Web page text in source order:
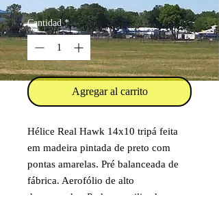
Cantidad *
Agregar al carrito
Hélice Real Hawk 14x10 tripá feita
em madeira pintada de preto com
pontas amarelas. Pré balanceada de
fábrica. Aerofólio de alto
desempenho. Pode ser utilizada com